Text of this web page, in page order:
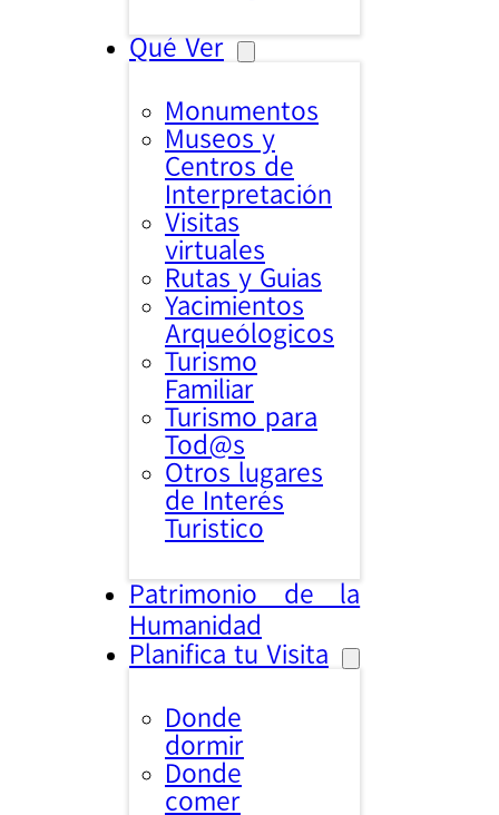
Qué Ver
Monumentos
Museos y
Centros de
Interpretación
Visitas
virtuales
Rutas y Guias
Yacimientos
Arqueólogicos
Turismo
Familiar
Turismo para
Tod@s
Otros lugares
de Interés
Turistico
Patrimonio de la
Humanidad
Planifica tu Visita
Donde
dormir
Donde
comer